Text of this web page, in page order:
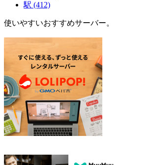
駅 (412)
使いやすいおすすめサーバー。